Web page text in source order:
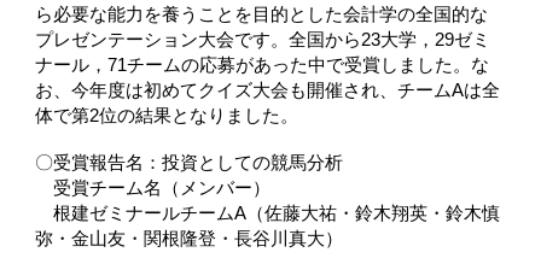
ら必要な能力を養うことを目的とした会計学の全国的な
プレゼンテーション大会です。全国から23大学，29ゼミ
ナール，71チームの応募があった中で受賞しました。な
お、今年度は初めてクイズ大会も開催され、チームAは全
体で第2位の結果となりました。
〇受賞報告名：投資としての競馬分析
受賞チーム名（メンバー）
根建ゼミナールチームA（佐藤大祐・鈴木翔英・鈴木慎
弥・金山友・関根隆登・長谷川真大）